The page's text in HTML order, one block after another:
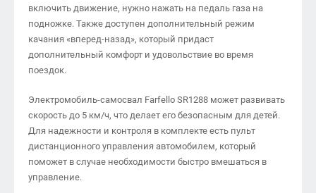
включить движение, нужно нажать на педаль газа на
подножке. Также доступен дополнительный режим
качания «вперед-назад», который придаст
дополнительный комфорт и удовольствие во время
поездок.
Электромобиль-самосвал Farfello SR1288 может развивать
скорость до 5 км/ч, что делает его безопасным для детей.
Для надежности и контроля в комплекте есть пульт
дистанционного управления автомобилем, который
поможет в случае необходимости быстро вмешаться в
управление.